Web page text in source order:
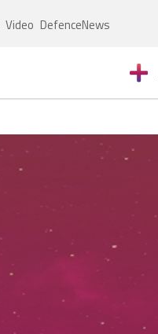
Video DefenceNews